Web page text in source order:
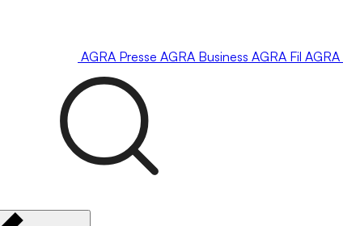
AGRA Presse AGRA Business AGRA Fil AGRA